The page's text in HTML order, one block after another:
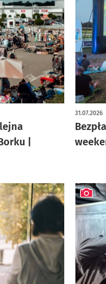
|
31.07.2026
artykuł